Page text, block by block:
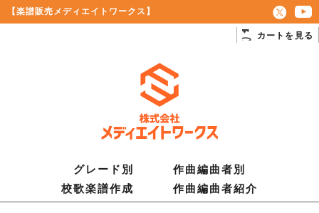
【楽譜販売メディエイトワークス】
カートを見る
グレード別
作曲編曲者別
校歌楽譜作成
作曲編曲者紹介